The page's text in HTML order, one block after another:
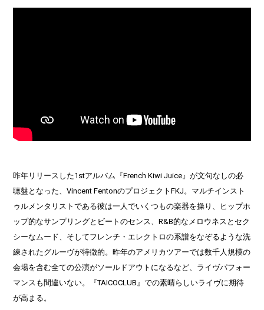
昨年リリースした1stアルバム『French Kiwi Juice』が文句なしの必
聴盤となった、Vincent FentonのプロジェクトFKJ。マルチインスト
ゥルメンタリストである彼は一人でいくつもの楽器を操り、ヒップホ
ップ的なサンプリングとビートのセンス、R&B的なメロウネスとセク
シーなムード、そしてフレンチ・エレクトロの系譜をなぞるような洗
練されたグルーヴが特徴的。昨年のアメリカツアーでは数千人規模の
会場を含む全ての公演がソールドアウトになるなど、ライヴパフォー
マンスも間違いない。『TAICOCLUB』での素晴らしいライヴに期待
が高まる。